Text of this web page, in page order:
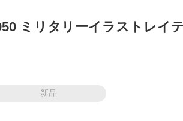
ミリタリーイラストレイ
新品